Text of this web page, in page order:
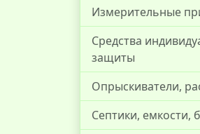
Измерительные
Средства
защиты
Опрыскиватели,
Септики, емкости,